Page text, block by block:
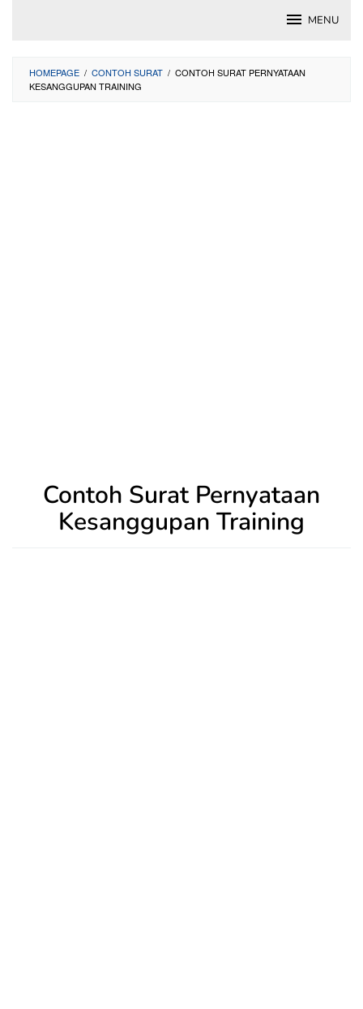
MENU
HOMEPAGE / CONTOH SURAT / CONTOH SURAT PERNYATAAN
KESANGGUPAN TRAINING
Contoh Surat Pernyataan
Kesanggupan Training